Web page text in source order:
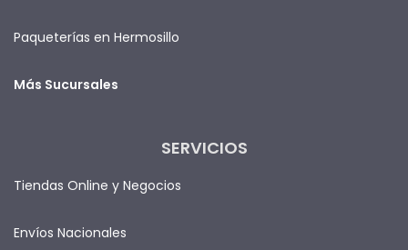
Paqueterías en Hermosillo
Más Sucursales
SERVICIOS
Tiendas Online y Negocios
Envíos Nacionales